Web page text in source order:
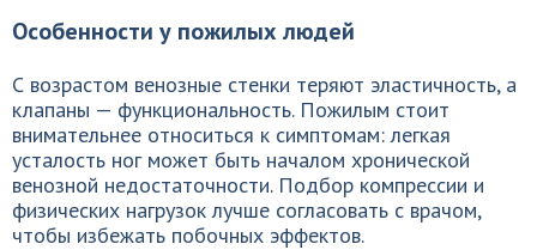
Особенности у пожилых людей
С возрастом венозные стенки теряют эластичность, а
клапаны — функциональность. Пожилым стоит
внимательнее относиться к симптомам: легкая
усталость ног может быть началом хронической
венозной недостаточности. Подбор компрессии и
физических нагрузок лучше согласовать с врачом,
чтобы избежать побочных эффектов.